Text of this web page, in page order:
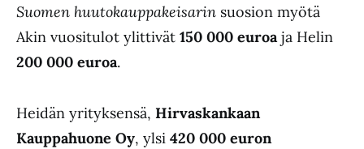
Suomen huutokauppakeisarin suosion myötä
Akin vuositulot ylittivät 150 000 euroaja Helin
200 000 euroa.
Heidän yrityksensä, Hirvaskankaan
Kauppahuone Oy, ylsi 420 000 euron